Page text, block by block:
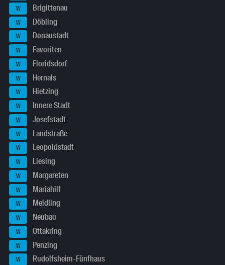
W Brigittenau
W Döbling
W Donaustadt
W Favoriten
W Floridsdorf
W Hernals
W Hietzing
W Innere Stadt
W Josefstadt
W Landstraße
W Leopoldstadt
W Liesing
W Margareten
W Mariahilf
W Meidling
W Neubau
W Ottakring
W Penzing
W Rudolfsheim-Fünfhaus